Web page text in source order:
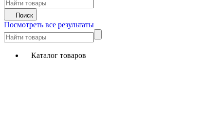
Поиск
Посмотреть все результаты
Каталог товаров